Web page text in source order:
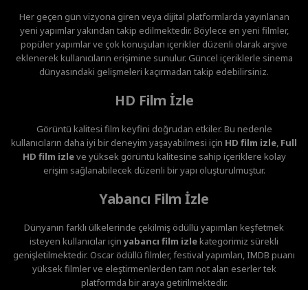
Her geçen gün vizyona giren veya dijital platformlarda yayınlanan
yeni yapımlar yakından takip edilmektedir. Böylece en yeni filmler,
popüler yapımlar ve çok konuşulan içerikler düzenli olarak arşive
eklenerek kullanıcıların erişimine sunulur. Güncel içeriklerle sinema
dünyasındaki gelişmeleri kaçırmadan takip edebilirsiniz.
HD Film İzle
Görüntü kalitesi film keyfini doğrudan etkiler. Bu nedenle
kullanıcıların daha iyi bir deneyim yaşayabilmesi için HD film izle, Full
HD film izleve yüksek görüntü kalitesine sahip içeriklere kolay
erişim sağlanabilecek düzenli bir yapı oluşturulmuştur.
Yabancı Film İzle
Dünyanın farklı ülkelerinde çekilmiş ödüllü yapımları keşfetmek
isteyen kullanıcılar içinyabancı film izlekategorimiz sürekli
genişletilmektedir. Oscar ödüllü filmler, festival yapımları, IMDB puanı
yüksek filmler ve eleştirmenlerden tam not alan eserler tek
platformda bir araya getirilmektedir.